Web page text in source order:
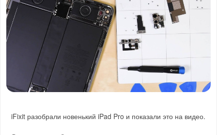
iFixit разобрали новенький iPad Pro и показали это на видео.